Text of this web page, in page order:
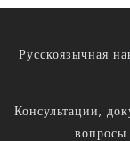
Русскоязычная
Консультации,